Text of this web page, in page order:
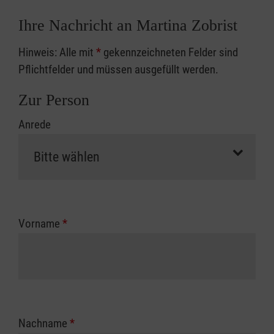
Ihre Nachricht an Martina Zobrist
Hinweis: Alle mit * gekennzeichneten Felder sind
Pflichtfelder und müssen ausgefüllt werden.
Zur Person
Anrede
Vorname *
Nachname *